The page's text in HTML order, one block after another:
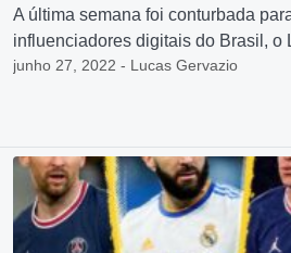
A última semana foi conturbada
influenciadores digitais do Brasil, o
junho 27, 2022 - Lucas Gervazio